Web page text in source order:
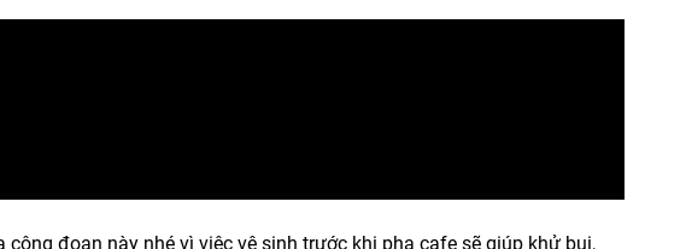
đoạn này nhé vì việc vệ sinh trước khi pha cafe sẽ giúp khử bụi,